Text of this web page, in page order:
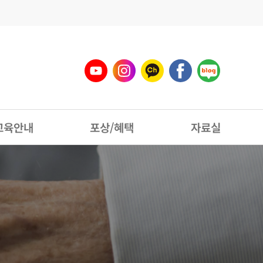
육안내 포상/혜택 자료실